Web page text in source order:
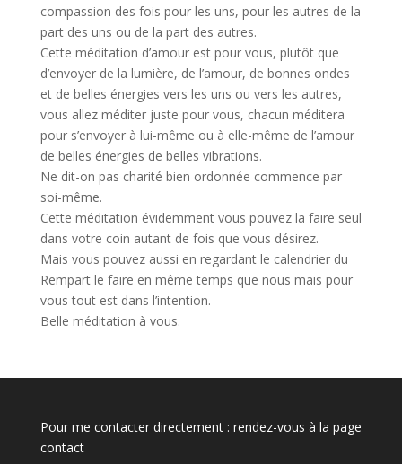
compassion des fois pour les uns, pour les autres de la
part des uns ou de la part des autres.
Cette méditation d’amour est pour vous, plutôt que
d’envoyer de la lumière, de l’amour, de bonnes ondes
et de belles énergies vers les uns ou vers les autres,
vous allez méditer juste pour vous, chacun méditera
pour s’envoyer à lui-même ou à elle-même de l’amour
de belles énergies de belles vibrations.
Ne dit-on pas charité bien ordonnée commence par
soi-même.
Cette méditation évidemment vous pouvez la faire seul
dans votre coin autant de fois que vous désirez.
Mais vous pouvez aussi en regardant le calendrier du
Rempart le faire en même temps que nous mais pour
vous tout est dans l’intention.
Belle méditation à vous.
Pour me contacter directement : rendez-vous à la page
contact